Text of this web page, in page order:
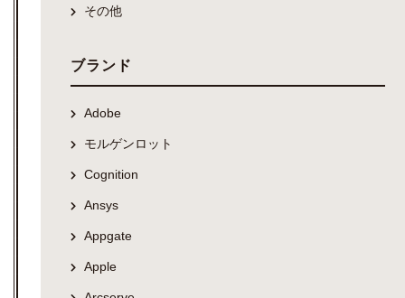
その他
ブランド
Adobe
モルゲンロット
Cognition
Ansys
Appgate
Apple